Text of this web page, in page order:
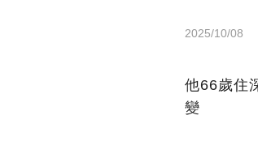
2025/10/08
他66歲住
變